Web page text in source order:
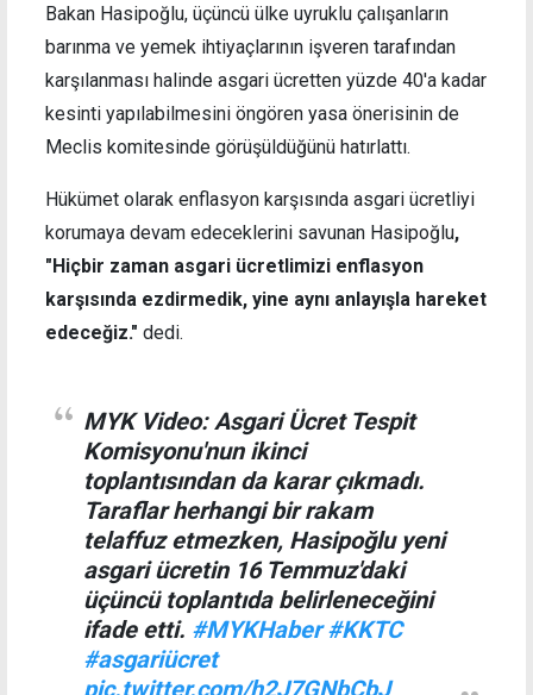
Bakan Hasipoğlu, üçüncü ülke uyruklu çalışanların
barınma ve yemek ihtiyaçlarının işveren tarafından
karşılanması halinde asgari ücretten yüzde 40'a kadar
kesinti yapılabilmesini öngören yasa önerisinin de
Meclis komitesinde görüşüldüğünü hatırlattı.
Hükümet olarak enflasyon karşısında asgari ücretliyi
korumaya devam edeceklerini savunan Hasipoğlu,
"Hiçbir zaman asgari ücretlimizi enflasyon
karşısında ezdirmedik, yine aynı anlayışla hareket
edeceğiz." dedi.
MYK Video: Asgari Ücret Tespit
Komisyonu'nun ikinci
toplantısından da karar çıkmadı.
Taraflar herhangi bir rakam
telaffuz etmezken, Hasipoğlu yeni
asgari ücretin 16 Temmuz'daki
üçüncü toplantıda belirleneceğini
ifade etti. #MYKHaber #KKTC
#asgariücret
pic.twitter.com/h2J7GNbCbJ